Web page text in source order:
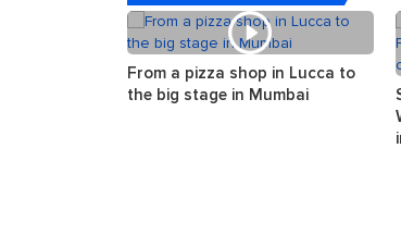
From a pizza shop in Lucca to
the big stage in Mumbai